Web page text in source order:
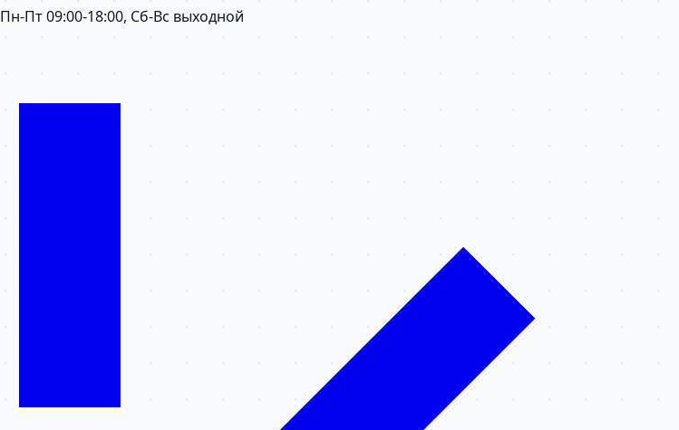
Пн-Пт 09:00-18:00, Сб-Вс выходной